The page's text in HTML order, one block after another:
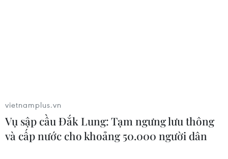
CƠ QUAN CHỦ QUẢN: THÔNG TẤN XÃ VIỆT NAM
Tổng Biên tập: TRẦN TIẾN DUẨN
Phó Tổng Biên tập: NGUYỄN THỊ TÁM, KHÚC THANH
vietnamplus.vn
Vụ sập cầu Đắk Lung: Tạm ngưng lưu thông
và cấp nước cho khoảng 50.000 người dân